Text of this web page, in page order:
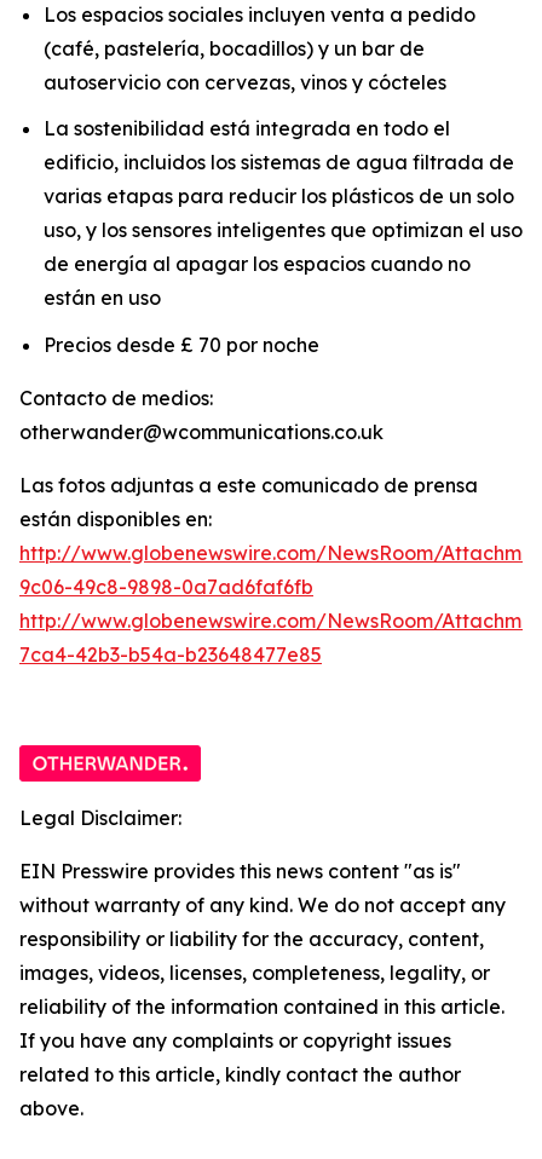
Los espacios sociales incluyen venta a pedido
(café, pastelería, bocadillos) y un bar de
autoservicio con cervezas, vinos y cócteles
La sostenibilidad está integrada en todo el
edificio, incluidos los sistemas de agua filtrada de
varias etapas para reducir los plásticos de un solo
uso, y los sensores inteligentes que optimizan el uso
de energía al apagar los espacios cuando no
están en uso
Precios desde £ 70 por noche
Contacto de medios:
otherwander@wcommunications.co.uk
Las fotos adjuntas a este comunicado de prensa
están disponibles en:
http://www.globenewswire.com/NewsRoom/
9c06-49c8-9898-0a7ad6faf6fb
http://www.globenewswire.com/NewsRoom/
7ca4-42b3-b54a-b23648477e85
Legal Disclaimer:
EIN Presswire provides this news content "as is"
without warranty of any kind. We do not accept any
responsibility or liability for the accuracy, content,
images, videos, licenses, completeness, legality, or
reliability of the information contained in this article.
If you have any complaints or copyright issues
related to this article, kindly contact the author
above.